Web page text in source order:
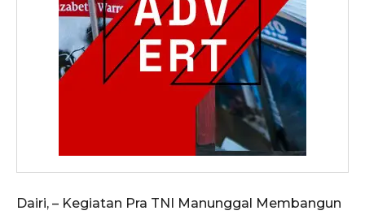
Dairi, – Kegiatan Pra TNI Manunggal Membangun